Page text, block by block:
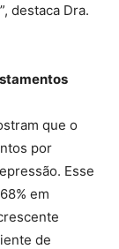
destaca Dra.
que o
por
Esse
em
de